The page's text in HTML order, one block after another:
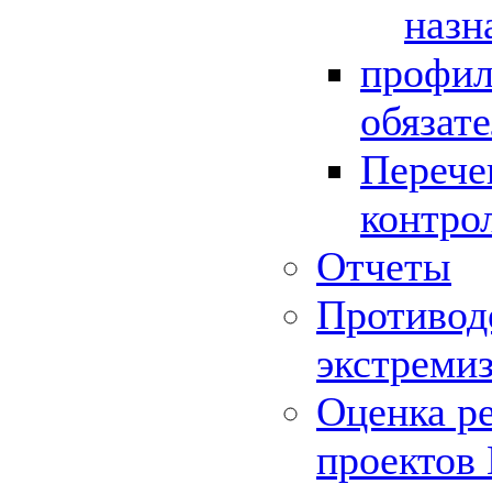
Отчеты
Оценка